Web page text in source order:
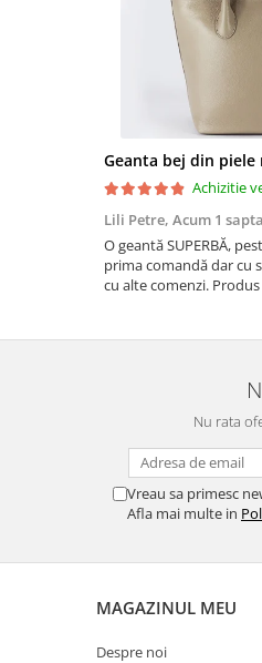
Geanta bej din piele
Achizitie
Lili Petre, Acum 1
O geantă SUPERBĂ,
prima comandă dar cu
cu alte comenzi.
SOFILINE!!!
Nu rata
Vreau sa primesc
Afla mai multe in
MAGAZINUL MEU
Despre noi